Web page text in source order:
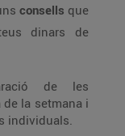
consells que
dinars de
de les
la setmana i
individuals.